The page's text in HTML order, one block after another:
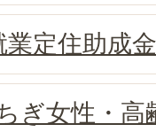
定住助成
ぎ女性・